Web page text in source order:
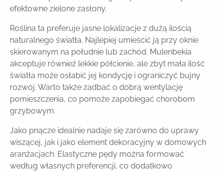
efektowne zielone zasłony.
Roślina ta preferuje jasne lokalizacje z dużą ilością
naturalnego światła. Najlepiej umieścić ją przy oknie
skierowanym na południe lub zachód. Mulenbekia
akceptuje również lekkie półcienie, ale zbyt mała ilość
światła może osłabić jej kondycję i ograniczyć bujny
rozwój. Warto także zadbać o dobrą wentylację
pomieszczenia, co pomoże zapobiegać chorobom
grzybowym.
Jako pnącze idealnie nadaje się zarówno do uprawy
wiszącej, jak i jako element dekoracyjny w domowych
aranżacjach. Elastyczne pędy można formować
według własnych preferencji, co dodatkowo